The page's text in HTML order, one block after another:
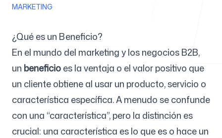
Precios
Centro de ayuda
MARKETING
¿Qué es un Beneficio?
En el mundo del marketing y los negocios B2B,
un beneficioes la ventaja o el valor positivo que
un cliente obtiene al usar un producto, servicio o
característica específica. A menudo se confunde
con una “característica”, pero la distinción es
crucial: una característica es lo que es o hace un